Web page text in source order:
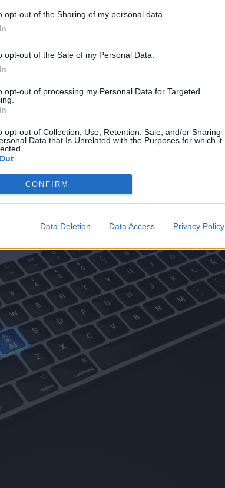
opt-out of the Sharing of my personal data.
opt-out of the Sale of my Personal Data.
opt-out of processing my Personal Data for Targeted
opt-out of Collection, Use, Retention, Sale, and/or Sharing
Data that Is Unrelated with the Purposes for which it
CONFIRM
Data Deletion Data Access Privacy Policy
έρευνα είναι το ρυθμιστικό κενό
βασίζονται σε ένα απλό «κουτάκι
ελέγχους ή περιορισμούς στο
εκτίθενται σε υλικό που συχνά δεν
χωρίς επίβλεψη, ως «ξεναγοί»
μονοπάτια.